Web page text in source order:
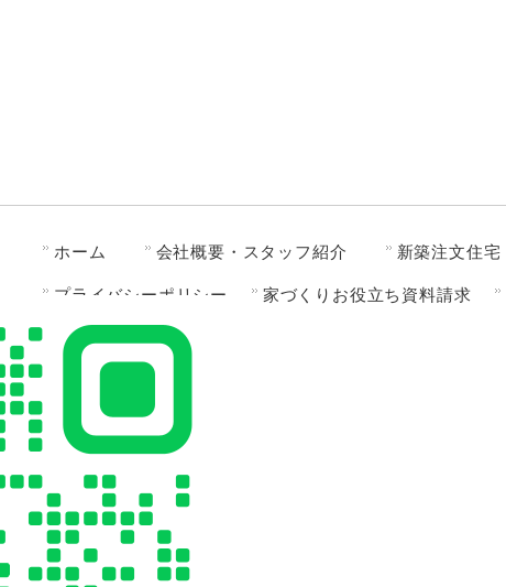
ホーム
会社概要・スタッフ紹介 新築注文住宅
プライバシーポリシー 家づくりお役立ち資料請求